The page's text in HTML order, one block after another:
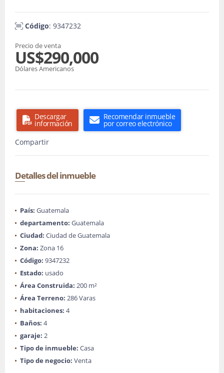
Código: 9347232
Precio de venta
US$290,000
Dólares Americanos
Descargar
información
Recomendar inmueble
por correo electrónico
Compartir
Detalles del inmueble
País: Guatemala
departamento: Guatemala
Ciudad: Ciudad de Guatemala
Zona: Zona 16
Código: 9347232
Estado: usado
Área Construida: 200 m²
Área Terreno: 286 Varas
habitaciones: 4
Baños: 4
garaje: 2
Tipo de inmueble: Casa
Tipo de negocio: Venta